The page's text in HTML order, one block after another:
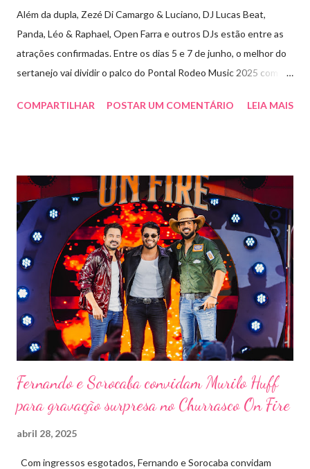
Além da dupla, Zezé Di Camargo & Luciano, DJ Lucas Beat,
Panda, Léo & Raphael, Open Farra e outros DJs estão entre as
atrações confirmadas. Entre os dias 5 e 7 de junho, o melhor do
sertanejo vai dividir o palco do Pontal Rodeo Music 2025 com o
outras atrações. Esta edição da festa, que ocupa lugar de
requisitados pelos organizadores de eventos em todo o país.
Pela segunda vez, a organização do evento está a cargo da
Marini Eventos — empresa com ampla experiência na promoção
de grandes festivais pelo Brasil, como a retomada da FAPIL
(Feira Agropecuária e Industrial de Leme) no ano passado. O
Pontal Rodeo Music reforça mais uma vez seu compromisso
social: os ingressos poderão ser trocados por 1 kg de alimento
não perecível. Toda a arr...
COMPARTILHAR POSTAR UM COMENTÁRIO LEIA MAIS
Fernando e Sorocaba convidam Murilo Huff
para gravação surpresa no Churrasco On Fire
abril 28, 2025
Com ingressos esgotados, Fernando e Sorocaba convidam